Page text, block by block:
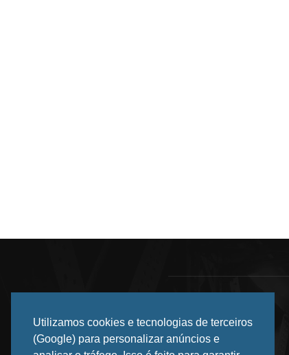
Utilizamos cookies e tecnologias de terceiros
(Google) para personalizar anúncios e